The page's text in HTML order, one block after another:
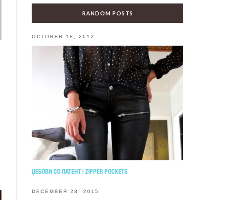
RANDOM POSTS
OCTOBER 18, 2012
ЏЕБОВИ СО ПАТЕНТ | ZIPPER POCKETS
DECEMBER 28, 2015